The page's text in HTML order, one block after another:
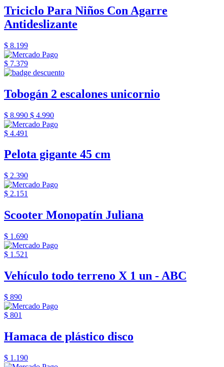
Triciclo Para Niños Con Agarre
Antideslizante
$ 8.199
$ 7.379
Tobogán 2 escalones unicornio
$ 8.990 $ 4.990
$ 4.491
Pelota gigante 45 cm
$ 2.390
$ 2.151
Scooter Monopatín Juliana
$ 1.690
$ 1.521
Vehículo todo terreno X 1 un - ABC
$ 890
$ 801
Hamaca de plástico disco
$ 1.190